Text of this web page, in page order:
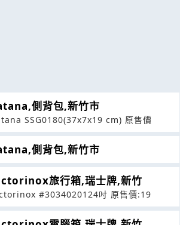
側背包,新竹市
SSG0180(37x7x19 cm) 原售價
側背包,新竹市
旅行箱,瑞士牌,新竹
#3034020124吋 原售價:19